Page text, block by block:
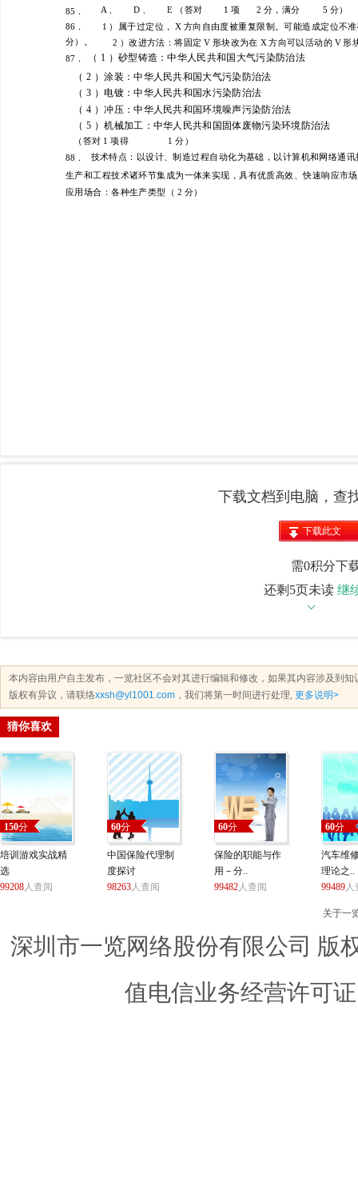
下载文档到电脑，查
下载此文
需0积分下
还剩5页未读 继
本内容由用户自主发布，一览社区不会对其进行编辑和修改，如果其内容涉及到
版权有异议，请联络xxsh@yl1001.com ，我们将第一时间进行处理, 更多说明>
猜你喜欢
150分
培训游戏实战精
选
99208人查阅
60分
中国保险代理制
度探讨
98263人查阅
60分
保险的职能与作
用－分..
99482人查阅
60分
汽车维
理论之..
99489人
关于一
深圳市一览网络股份有限公司 版
值电信业务经营许可